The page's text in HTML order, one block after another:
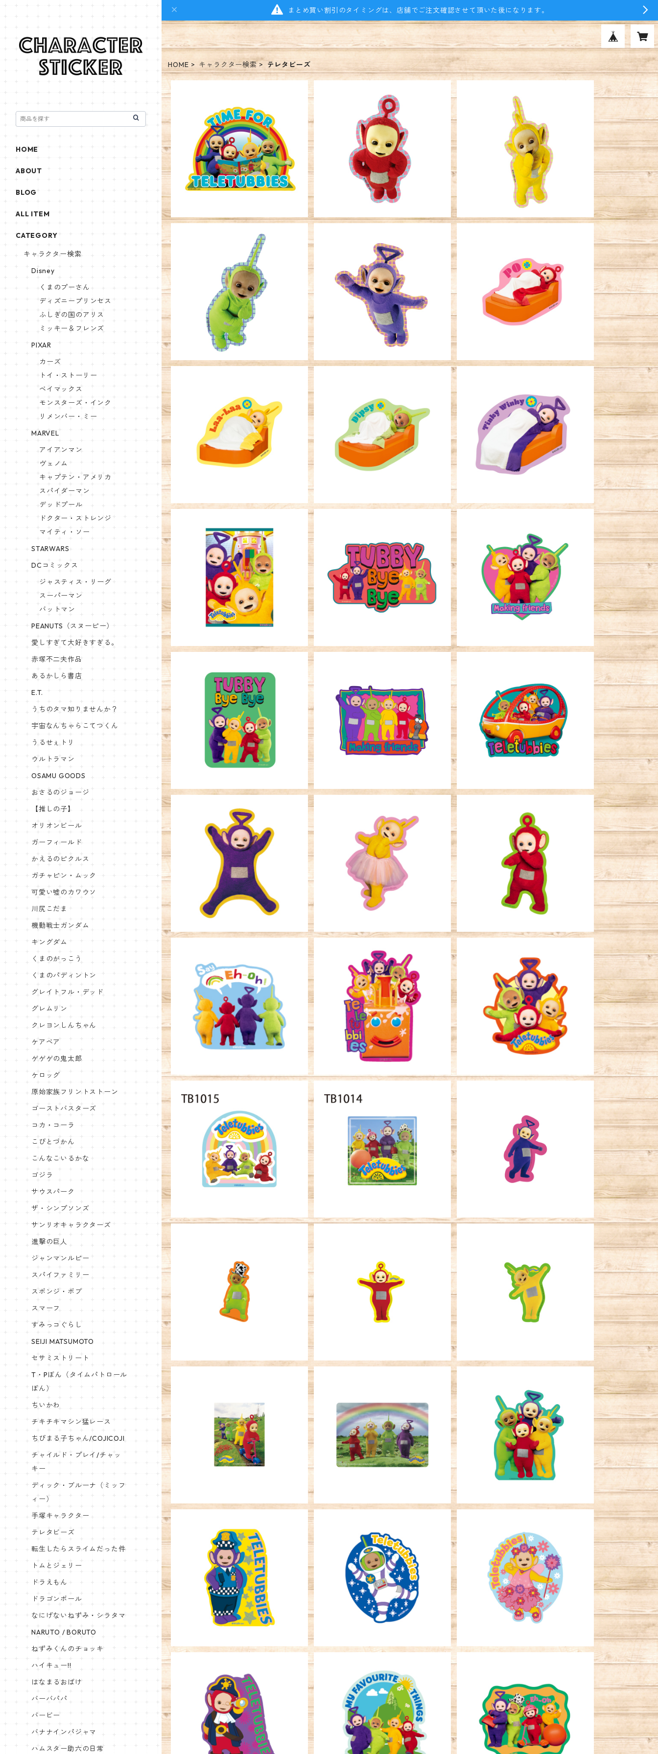
まとめ買い割引のタイミングは、店舗でご注文確認させて頂いた後になります。
HOME キャラクター検索 テレタビーズ
キャラクターステッカー テレタビ
ーズ 集合 レインボー
¥396
キャラクターステッカー テレタビ
ーズ ポー ポーズ
¥396
キャラクターステッカー テレタビ
ーズ ラーラ ポーズ
¥396
キャラクターステッカー テレタビ
ーズ ディプシー ポーズ
¥396
キャラクターステッカー テレタビ
ーズ ティンキー ポーズ
¥396
キャラクターステッカー テレタビ
ーズ ポー おやすみ
¥396
キャラクターステッカー テレタビ
ーズ ラーラ おやすみ
¥396
キャラクターステッカー テレタビ
ーズ ディプシー おやすみ
¥396
キャラクターステッカー テレタビ
ーズ ティンキー・ウィンキー お
やすみ
¥396
キャラクターステッカー テレタビ
ーズ 集合 アップ
¥396
キャラクターステッカー テレタビ
ーズ ロゴ ＯＲ
¥396
キャラクターステッカー テレタビ
ーズ ＰＫハート
¥396
SOLD OUT
キャラクターステッカー テレタビ
ーズ ＧＲ
¥396
SOLD OUT
キャラクターステッカー テレタビ
ーズ メイキングフレンズ
¥396
SOLD OUT
キャラクターステッカー テレタビ
ーズ 車
¥396
SOLD OUT
キャラクターステッカー テレタビ
ーズ ティンキーＹＥ
¥396
キャラクターステッカー テレタビ
ーズ ラーラ ＰＫ
¥396
SOLD OUT
キャラクターステッカー テレタビ
ーズ ポー ＧＲ
¥396
SOLD OUT
キャラクターステッカー テレタビ
ーズ エッオー
¥396
SOLD OUT
キャラクターステッカー テレタビ
ーズ カスタードマシーン
¥396
キャラクターステッカー テレタビ
ーズ バンザイ
¥396
SOLD OUT
アウトドアステッカー テレタビーズ
おすわり
¥770
アウトドアステッカー テレタビーズ
おでかけ
¥770
キャラクターステッカー テレタ
ビ ティンキーウィンキー
¥396
キャラクターステッカー テレタビ
ーズ ディプシー
¥396
SOLD OUT
キャラクターステッカーテレタビー
ズ ポー
¥396
SOLD OUT
キャラクターステッカー テレタビ
ーズ ラーラ
¥396
SOLD OUT
キャラクターステッカー テレタビ
ーズ 集合
¥396
SOLD OUT
キャラクターステッカー テレタビ
ーズ レインボー
¥396
SOLD OUT
キャラクターステッカー テレタビ
ーズ 集合 ＬＧＲ
¥396
SOLD OUT
キャラクターステッカー テレタビ
ーズ ポリス
¥396
キャラクターステッカー テレタビ
ーズ 宇宙飛行士
¥396
キャラクターステッカー テレタビ
ーズ 妖精
¥396
キャラクターステッカー テレタビ
ーズ 海賊
¥396
キャラクターステッカー テレタビ
ーズ お散歩
¥396
キャラクターステッカー テレタビ
ーズ お気に入り
¥396
HOME
ABOUT
BLOG
ALL ITEM
CATEGORY
キャラクター検索
Disney
くまのプーさん
ディズニープリンセス
ふしぎの国のアリス
ミッキー＆フレンズ
PIXAR
カーズ
トイ・ストーリー
ベイマックス
モンスターズ・インク
リメンバー・ミー
MARVEL
アイアンマン
ヴェノム
キャプテン・アメリカ
スパイダーマン
デッドプール
ドクター・ストレンジ
マイティ・ソー
STARWARS
DCコミックス
ジャスティス・リーグ
スーパーマン
バットマン
PEANUTS（スヌーピー）
愛しすぎて大好きすぎる。
赤塚不二夫作品
あるかしら書店
E.T.
うちのタマ知りませんか？
宇宙なんちゃらこてつくん
うるせぇトリ
ウルトラマン
OSAMU GOODS
おさるのジョージ
【推しの子】
オリオンビール
ガーフィールド
かえるのピクルス
ガチャピン・ムック
可愛い嘘のカワウソ
川尻こだま
機動戦士ガンダム
キングダム
くまのがっこう
くまのパディントン
グレイトフル・デッド
グレムリン
クレヨンしんちゃん
ケアベア
ゲゲゲの鬼太郎
ケロッグ
原始家族フリントストーン
ゴーストバスターズ
コカ・コーラ
こびとづかん
こんなこいるかな
ゴジラ
サウスパーク
ザ・シンプソンズ
サンリオキャラクターズ
進撃の巨人
ジャンマンルピー
スパイファミリー
スポンジ・ボブ
スマーフ
すみっコぐらし
SEIJI MATSUMOTO
セサミストリート
T・Pぼん（タイムパトロール
ぼん）
ちいかわ
チキチキマシン猛レース
ちびまる子ちゃん/COJICOJI
チャイルド・プレイ/チャッ
キー
ディック・ブルーナ（ミッフ
ィー）
手塚キャラクター
テレタビーズ
転生したらスライムだった件
トムとジェリー
ドラえもん
ドラゴンボール
なにげないねずみ・シラタマ
NARUTO / BORUTO
ねずみくんのチョッキ
ハイキュー!!
はなまるおばけ
バーバパパ
バービー
バナナインパジャマ
ハムスター助六の日常